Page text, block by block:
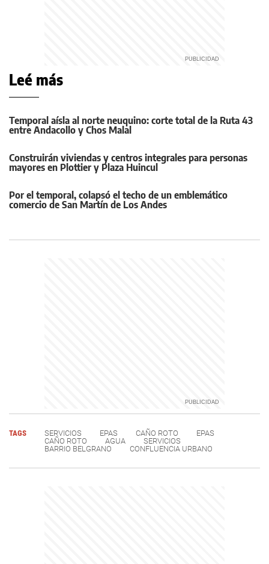
Leé más
Temporal aísla al norte neuquino: corte total de la Ruta 43
entre Andacollo y Chos Malal
Construirán viviendas y centros integrales para personas
mayores en Plottier y Plaza Huincul
Por el temporal, colapsó el techo de un emblemático
comercio de San Martín de Los Andes
TAGS SERVICIOS EPAS CAÑO ROTO
EPAS
CAÑO ROTO
AGUA
SERVICIOS
BARRIO BELGRANO
CONFLUENCIA URBANO